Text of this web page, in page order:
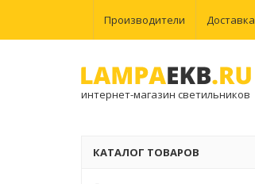
Производители Доставка
интернет-магазин светильников
КАТАЛОГ ТОВАРОВ